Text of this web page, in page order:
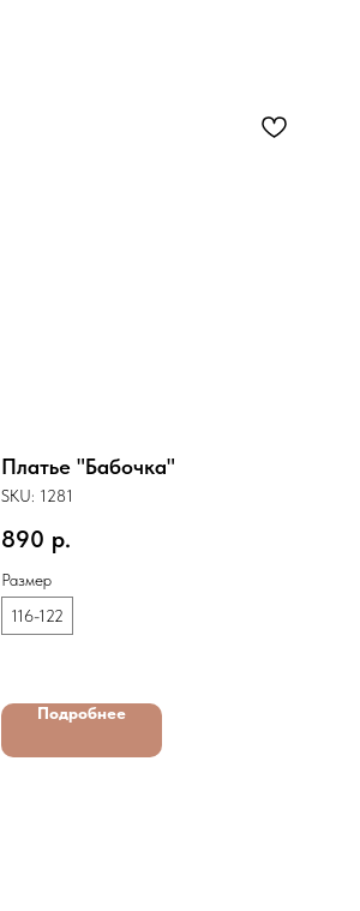
Платье "Бабочка"
SKU: 1281
890 р.
Размер
116-122
Подробнее